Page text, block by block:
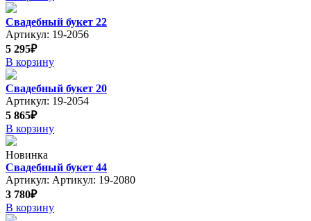
Свадебный букет 22
Артикул: 19-2056
5 295₽
В корзину
Свадебный букет 20
Артикул: 19-2054
5 865₽
В корзину
Новинка
Свадебный букет 44
Артикул: Артикул: 19-2080
3 780₽
В корзину